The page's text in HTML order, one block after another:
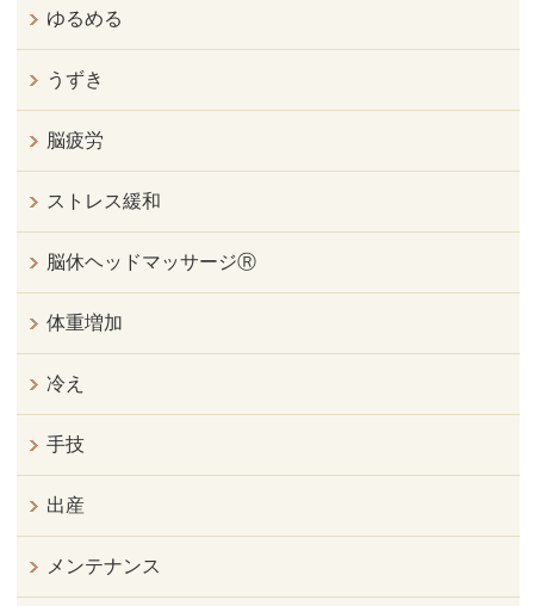
ゆるめる
うずき
脳疲労
ストレス緩和
脳休ヘッドマッサージⓇ
体重増加
冷え
手技
出産
メンテナンス